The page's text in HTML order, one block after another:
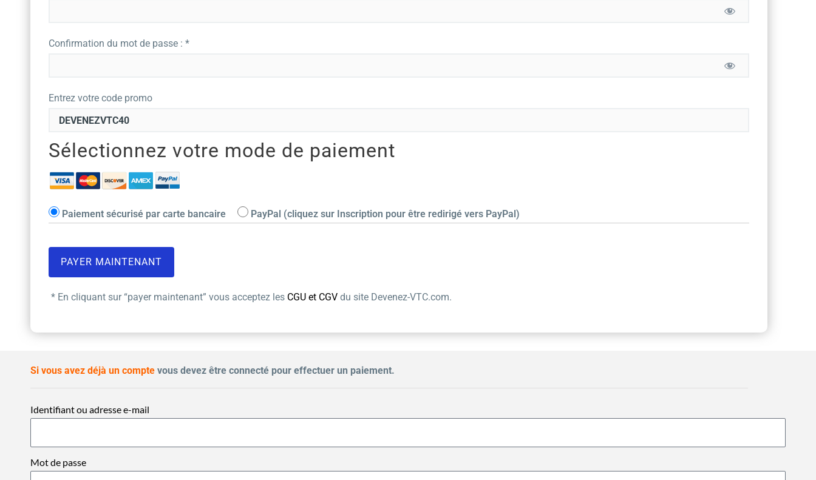
Confirmation du mot de passe : *
Entrez votre code promo
Sélectionnez votre mode de paiement
Paiement sécurisé par carte bancaire PayPal (cliquez sur Inscription pour être redirigé vers PayPal)
* En cliquant sur “payer maintenant” vous acceptez les CGU et CGV du site Devenez-VTC.com.
Si vous avez déjà un compte vous devez être connecté pour effectuer un paiement.
Identifiant ou adresse e-mail
Mot de passe